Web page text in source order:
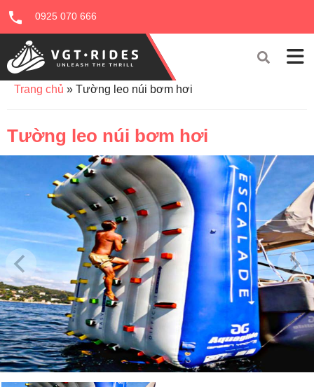
0925 070 666
Trang chủ » Tường leo núi bơm hơi
Tường leo núi bơm hơi